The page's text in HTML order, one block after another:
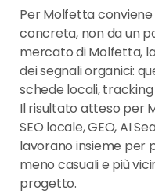
Per Molfetta
concreta, non da un
mercato di Molfetta,
dei segnali organici:
schede locali,
Il risultato atteso per
SEO locale, GEO, AI
lavorano insieme per
meno casuali e più
progetto.